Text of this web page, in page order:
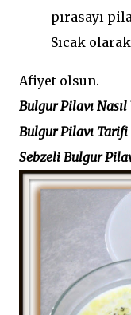
pırasayı
Sıcak
Afiyet olsun.
Bulgur Pilavı Nasıl
Bulgur Pilavı Tarifi
Sebzeli Bulgur